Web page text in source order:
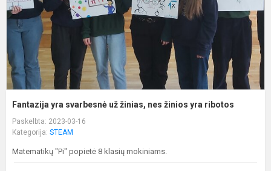
Fantazija yra svarbesnė už žinias, nes žinios yra ribotos
Paskelbta: 2023-03-16
Kategorija: STEAM
Matematikų "Pi" popietė 8 klasių mokiniams.